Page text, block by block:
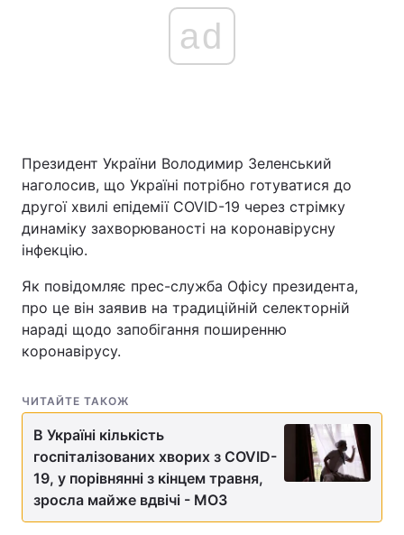
ad
Президент України Володимир Зеленський
наголосив, що Україні потрібно готуватися до
другої хвилі епідемії COVID-19 через стрімку
динаміку захворюваності на коронавірусну
інфекцію.
Як повідомляє прес-служба Офісу президента,
про це він заявив на традиційній селекторній
нараді щодо запобігання поширенню
коронавірусу.
ЧИТАЙТЕ ТАКОЖ
В Україні кількість
госпіталізованих хворих з COVID-
19, у порівнянні з кінцем травня,
зросла майже вдвічі - МОЗ